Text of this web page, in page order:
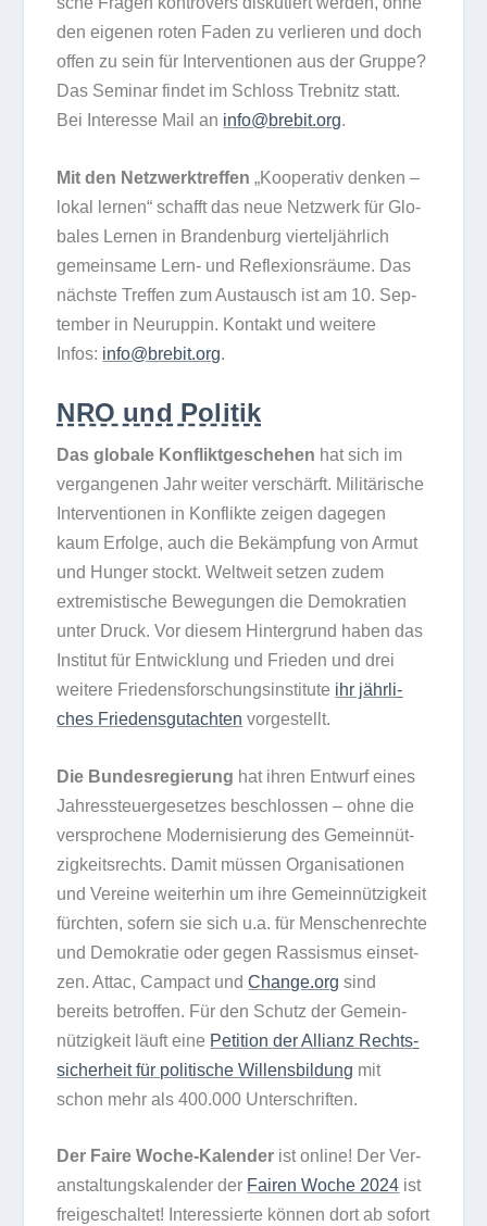
den eige­nen roten Faden zu ver­lie­ren und doch
offen zu sein für Inter­ven­tio­nen aus der Gruppe?
Das Semi­nar fin­det im Schloss Treb­nitz statt.
Bei Inter­esse Mail an info@brebit.org.
Mit den Netz­werktref­fen „Koope­ra­tiv den­ken –
lokal ler­nen“ schafft das neue Netz­werk für Glo­
ba­les Ler­nen in Bran­den­burg vier­tel­jähr­lich
gemein­same Lern- und Refle­xi­ons­räume. Das
nächste Tref­fen zum Aus­tausch ist am 10. Sep­
tem­ber in Neu­rup­pin. Kon­takt und wei­tere
Infos: info@brebit.org.
NRO und Politik
Das glo­bale Kon­flikt­ge­sche­hen hat sich im
ver­gan­ge­nen Jahr wei­ter ver­schärft. Mili­tä­ri­sche
Inter­ven­tio­nen in Kon­flikte zei­gen dage­gen
kaum Erfolge, auch die Bekämp­fung von Armut
und Hun­ger stockt. Welt­weit set­zen zudem
extre­mis­ti­sche Bewe­gun­gen die Demo­kra­tien
unter Druck. Vor die­sem Hin­ter­grund haben das
Insti­tut für Ent­wick­lung und Frie­den und drei
wei­tere Frie­dens­for­schungs­in­sti­tute ihr jähr­li­
ches Frie­dens­gut­ach­ten vorgestellt.
Die Bun­des­re­gie­rung hat ihren Ent­wurf eines
Jah­res­steu­er­ge­set­zes beschlos­sen – ohne die
ver­spro­chene Moder­ni­sie­rung des Gemein­nüt­
zig­keits­rechts. Damit müs­sen Orga­ni­sa­tio­nen
und Ver­eine wei­ter­hin um ihre Gemein­nüt­zig­keit
fürch­ten, sofern sie sich u.a. für Men­schen­rechte
und Demo­kra­tie oder gegen Ras­sis­mus ein­set­
zen. Attac, Cam­pact undChange​.org sind
bereits betrof­fen. Für den Schutz der Gemein­
nüt­zig­keit läuft eine Peti­tion der Alli­anz Rechts­
si­cher­heit für poli­ti­sche Wil­lens­bil­dung mit
schon mehr als 400.000 Unterschriften.
Der Faire Woche-Kalen­der ist online! Der Ver­
an­stal­tungs­ka­len­der der Fai­ren Woche 2024 ist
frei­ge­schal­tet! Inter­es­sierte kön­nen dort ab sofort